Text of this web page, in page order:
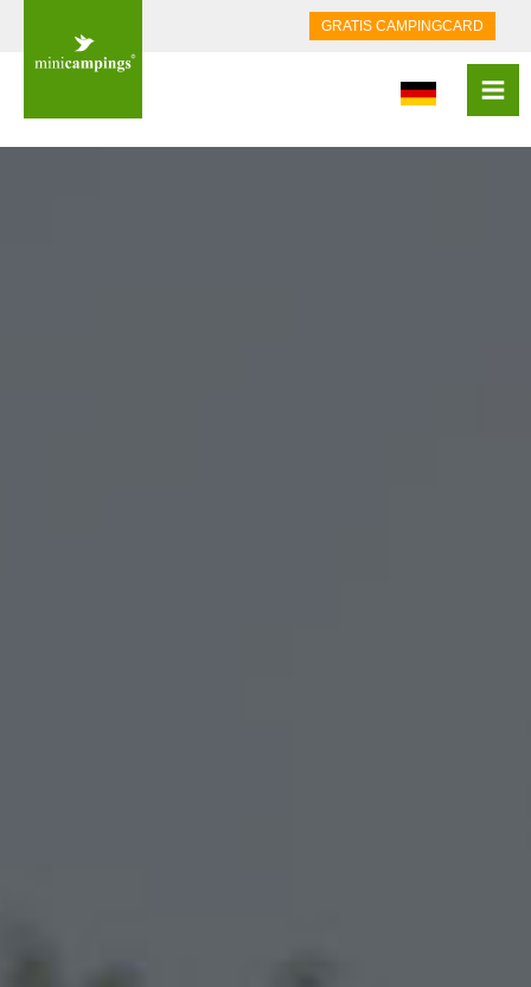
GRATIS CAMPINGCARD